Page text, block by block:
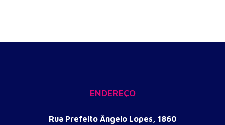
ENDEREÇO
Rua Prefeito Ângelo Lopes, 1860